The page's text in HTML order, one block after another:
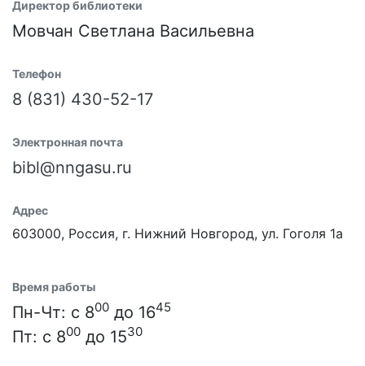
Директор библиотеки
Мовчан Светлана Васильевна
Телефон
8 (831) 430-52-17
Электронная почта
bibl@nngasu.ru
Адрес
603000, Россия, г. Нижний Новгород, ул. Гоголя 1а
Время работы
Пн-Чт: с 800 до 1645
Пт: с 800 до 1530